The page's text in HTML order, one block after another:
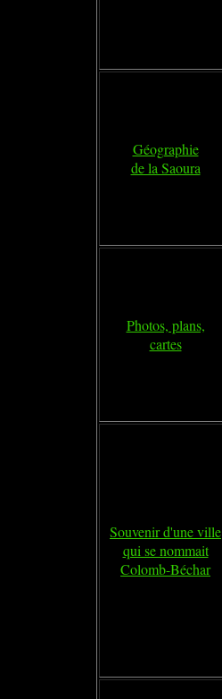
Géographie
de la Saoura
Photos, plans,
cartes
Souvenir d'une ville
qui se nommait
Colomb-Béchar